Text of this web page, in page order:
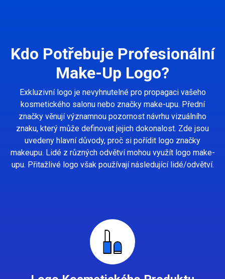
Kdo Potřebuje Profesionální
Make-Up Logo?
Exkluzivní logo je nevyhnutelné pro propagaci vašeho
kosmetického salonu nebo značky make-upu. Přední
značky věnují významnou pozornost návrhu vizuálního
znaku, který může definovat jejich dokonalost. Zde jsou
uvedeny hlavní důvody, proč si pořídit logo značky
makeupu. Lidé z různých odvětví mohou využít logo make-
upu. Přitažlivé logo však používají následující lidé/odvětví.